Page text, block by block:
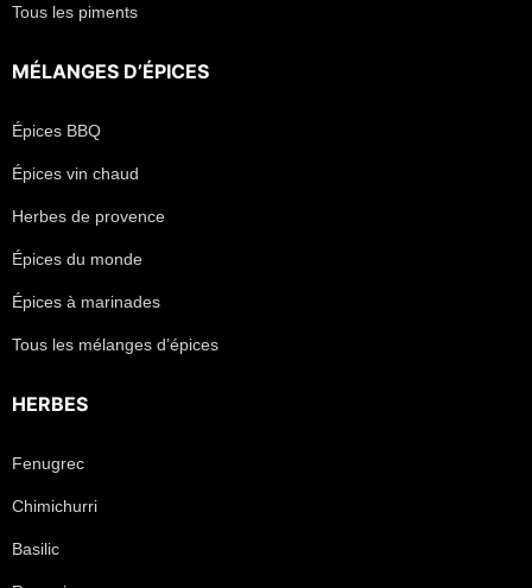
Tous les piments
MÉLANGES D’ÉPICES
Épices BBQ
Épices vin chaud
Herbes de provence
Épices du monde
Épices à marinades
Tous les mélanges d’épices
HERBES
Fenugrec
Chimichurri
Basilic